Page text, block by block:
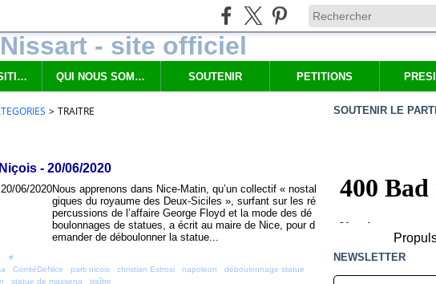
NOS PROPOSITIONS QUI NOUS SOMMES SOUTENIR PETITIONS
> TRAITRE
- 20/06/2020
Nous apprenons dans Nice-Matin, qu’un collectif « nostal
giques du royaume des Deux-Siciles », surfant sur les ré
percussions de l’affaire George Floyd et la mode des dé
boulonnages de statues, a écrit au maire de Nice, pour d
emander de déboulonner la statue...
#
ComtéDeNice parti nicois christian Estrosi napoleon déboulonnage statue
statue de massena traître
SOUTENIR LE
NEWSLETTER